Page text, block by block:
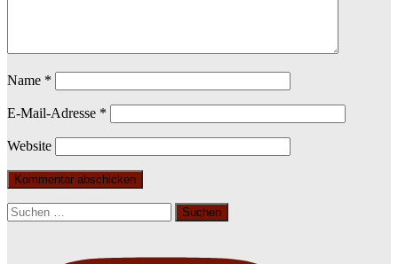
Name *
E-Mail-Adresse *
Website
Suchen
nach: